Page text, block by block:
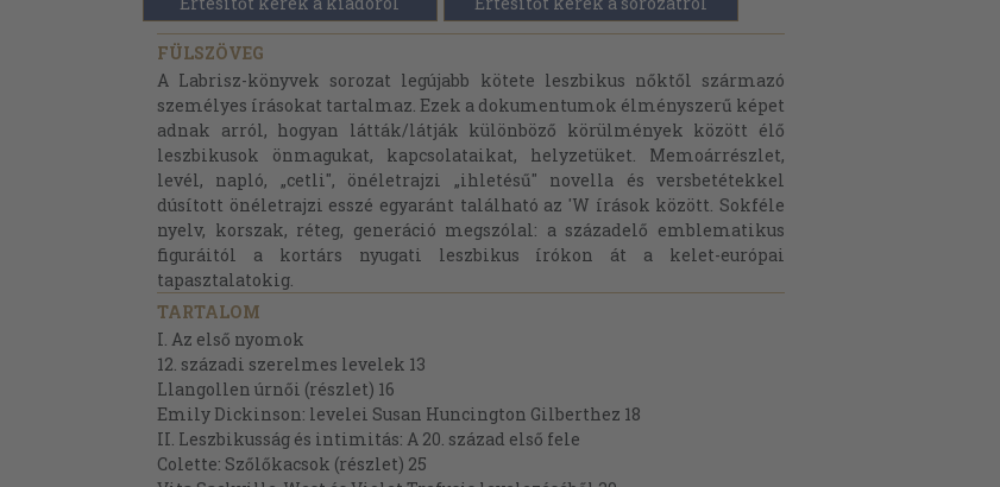
FÜLSZÖVEG
A Labrisz-könyvek sorozat legújabb kötete leszbikus nőktől származó
személyes írásokat tartalmaz. Ezek a dokumentumok élményszerű képet
adnak arról, hogyan látták/látják különböző körülmények között élő
leszbikusok önmagukat, kapcsolataikat, helyzetüket. Memoárrészlet,
levél, napló, „cetli", önéletrajzi „ihletésű" novella és versbetétekkel
dúsított önéletrajzi esszé egyaránt található az 'W írások között. Sokféle
nyelv, korszak, réteg, generáció megszólal: a századelő emblematikus
figuráitól a kortárs nyugati leszbikus írókon át a kelet-európai
tapasztalatokig.
TARTALOM
I. Az első nyomok
12. századi szerelmes levelek 13
Llangollen úrnői (részlet) 16
Emily Dickinson: levelei Susan Huncington Gilberthez 18
II. Leszbikusság és intimitás: A 20. század első fele
Colette: Szőlőkacsok (részlet) 25